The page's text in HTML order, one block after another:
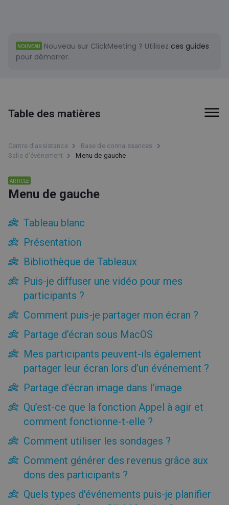
NOUVEAU Nouveau sur ClickMeeting ? Utilisez ces guides
pour démarrer.
Table des matières
Types d'événement
Transcription en direct
Comment s’inscrire ?
Présentation
Bibliothèque de Tableaux
Comment puis-je partager mon écran ?
Partage d’écran sous MacOS
Mes participants peuvent-ils également partager leur
écran lors d’un événement ?
Partage d'écran image dans l'image
Qu’est-ce que la fonction Appel à agir et comment
fonctionne-t-elle ?
Comment utiliser les sondages ?
Comment générer des revenus grâce aux dons des
participants ?
Quels types d'événements puis-je planifier sur la plate-
forme ClickMeeting ?
Comment puis-je mettre fin à un événement ?
Est-il possible d’enregistrer la configuration de la salle
Social media streaming
Puis-je proposer une interprétation en simultané durant
mon webinaire ?
Subdivisions de salles
Centre d’assistance
Base de connaissances
Salle d'événement
Menu de gauche
ARTICLE
Menu de gauche
Tableau blanc
Présentation
Bibliothèque de Tableaux
Puis-je diffuser une vidéo pour mes
participants ?
Comment puis-je partager mon écran ?
Partage d’écran sous MacOS
Mes participants peuvent-ils également
partager leur écran lors d’un événement ?
Partage d'écran image dans l'image
Qu’est-ce que la fonction Appel à agir et
comment fonctionne-t-elle ?
Comment utiliser les sondages ?
Comment générer des revenus grâce aux
dons des participants ?
Quels types d'événements puis-je planifier